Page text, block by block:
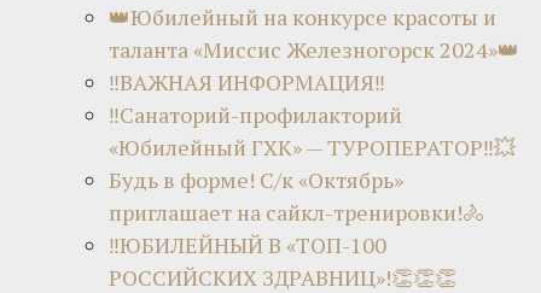
👑Юбилейный на конкурсе красоты и
таланта «Миссис Железногорск 2024»👑
‼ВАЖНАЯ ИНФОРМАЦИЯ‼
‼Санаторий-профилакторий
«Юбилейный ГХК» — ТУРОПЕРАТОР‼💥
Будь в форме! С/к «Октябрь»
приглашает на сайкл-тренировки!🚴
‼ЮБИЛЕЙНЫЙ В «ТОП-100
РОССИЙСКИХ ЗДРАВНИЦ»!👏👏👏